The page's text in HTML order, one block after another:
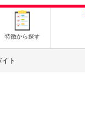
特徴から探す
ト